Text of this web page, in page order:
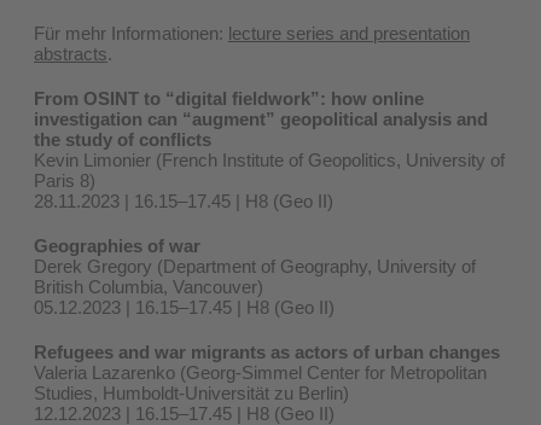
Für mehr Informationen: lecture series and presentation
abstracts.
From OSINT to “digital fieldwork”: how online
investigation can “augment” geopolitical analysis and
the study of conflicts
Kevin Limonier (French Institute of Geopolitics, University of
Paris 8)
28.11.2023 | 16.15–17.45 | H8 (Geo II)
Geographies of war
Derek Gregory (Department of Geography, University of
British Columbia, Vancouver)
05.12.2023 | 16.15–17.45 | H8 (Geo II)
Refugees and war migrants as actors of urban changes
Valeria Lazarenko (Georg-Simmel Center for Metropolitan
Studies, Humboldt-Universität zu Berlin)
12.12.2023 | 16.15–17.45 | H8 (Geo II)